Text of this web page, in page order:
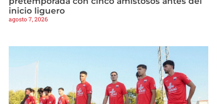
inicio liguero
agosto 7, 2026